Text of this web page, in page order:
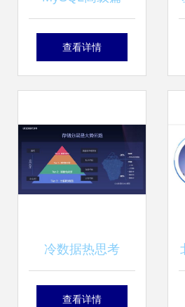
（五） InnoDB数
处理及存储支持服
务
查看详情
冷数据热思考
UCloud新一代归档
查看详情